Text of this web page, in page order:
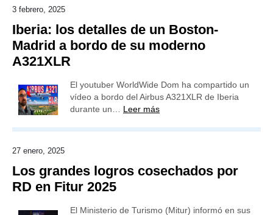
3 febrero, 2025
Iberia: los detalles de un Boston-
Madrid a bordo de su moderno
A321XLR
El youtuber WorldWide Dom ha compartido un
vídeo a bordo del Airbus A321XLR de Iberia
durante un… Leer más
27 enero, 2025
Los grandes logros cosechados por
RD en Fitur 2025
El Ministerio de Turismo (Mitur) informó en sus